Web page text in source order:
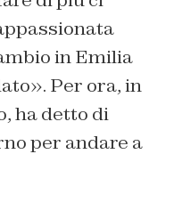
in Emilia
Per ora, in
ha detto di
per andare a